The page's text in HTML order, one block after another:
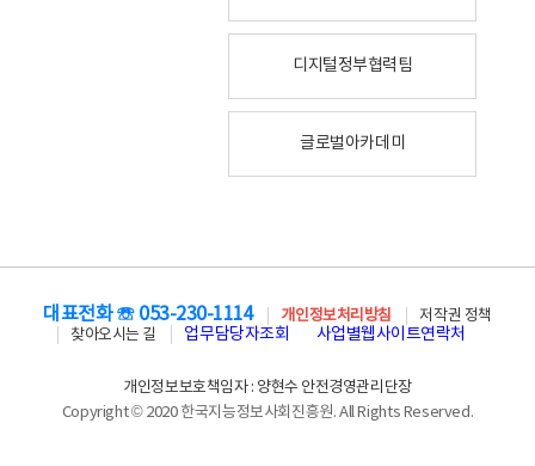
디지털정부협력팀
글로벌아카데미
대표전화 ☏ 053-230-1114 개인정보처리방침
저작권 정책
찾아오시는 길
업무담당자조회 사업별웹사이트연락처
개인정보보호책임자 : 양현수 안전경영관리단장
Copyright © 2020 한국지능정보사회진흥원. All Rights Reserved.